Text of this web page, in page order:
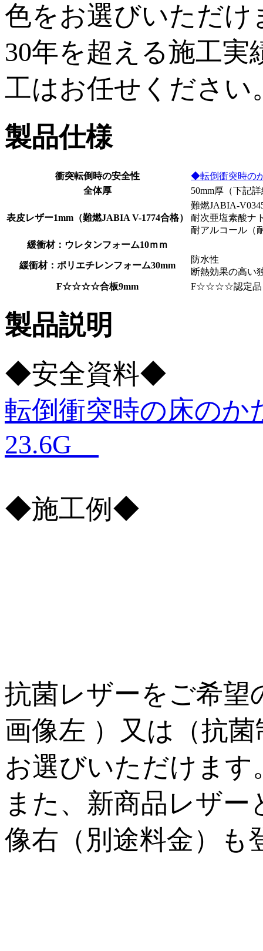
色をお選びいただけ
30年を超える施工
工はお任せください
製品仕様
衝突転倒時の安全性
◆転倒衝突時の
全体厚
50mm厚（下記
表皮レザー1mm（難燃JABIA V-1774合格）
難燃JABIA-
耐次亜塩素酸ナ
耐アルコール（
緩衝材：ウレタンフォーム10ｍｍ
緩衝材：ポリエチレンフォーム30mm
防水性
断熱効果の高い
F☆☆☆☆合板9mm
F☆☆☆☆認定品
製品説明
◆安全資料◆
転倒衝突時の床のか
23.6G
◆施工例◆
抗菌レザーをご希望
画像左 ）又は（抗
お選びいただけます
また、新商品レザ
像右（別途料金）も